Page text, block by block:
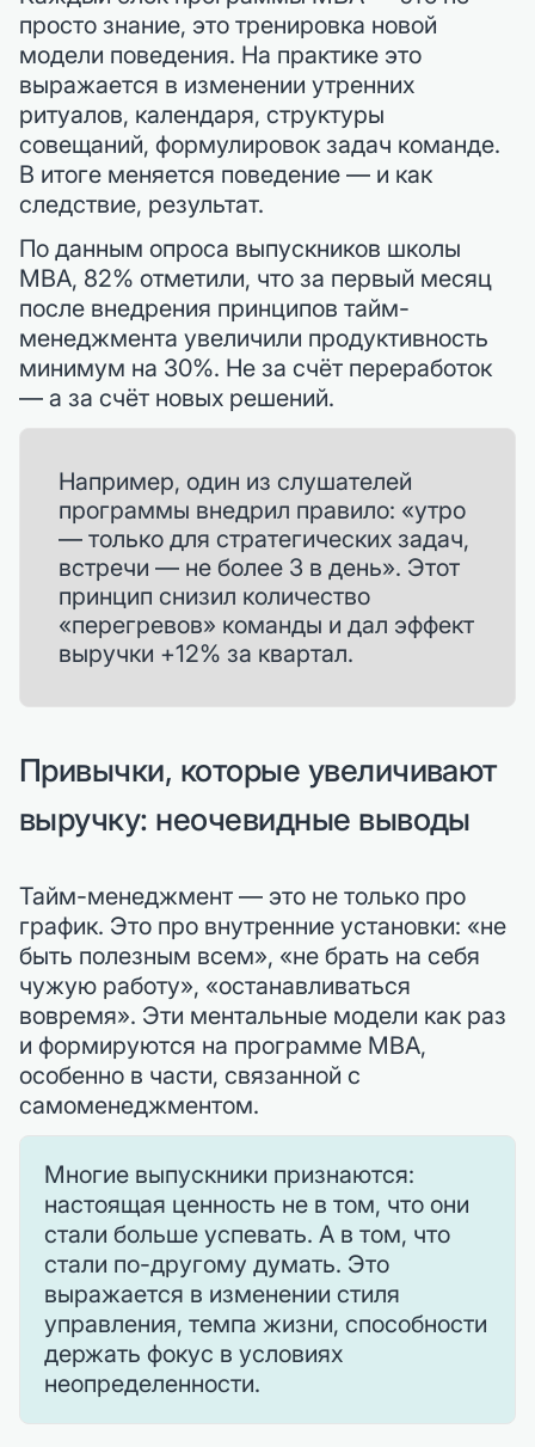
просто знание, это тренировка новой
модели поведения. На практике это
выражается в изменении утренних
ритуалов, календаря, структуры
совещаний, формулировок задач команде.
В итоге меняется поведение — и как
следствие, результат.
По данным опроса выпускников школы
MBA, 82% отметили, что за первый месяц
после внедрения принципов тайм-
менеджмента увеличили продуктивность
минимум на 30%. Не за счёт переработок
— а за счёт новых решений.
Например, один из слушателей
программы внедрил правило: «утро
— только для стратегических задач,
встречи — не более 3 в день». Этот
принцип снизил количество
«перегревов» команды и дал эффект
выручки +12% за квартал.
Привычки, которые увеличивают
выручку: неочевидные выводы
Тайм-менеджмент — это не только про
график. Это про внутренние установки: «не
быть полезным всем», «не брать на себя
чужую работу», «останавливаться
вовремя». Эти ментальные модели как раз
и формируются на программе MBA,
особенно в части, связанной с
самоменеджментом.
Многие выпускники признаются:
настоящая ценность не в том, что они
стали больше успевать. А в том, что
стали по-другому думать. Это
выражается в изменении стиля
управления, темпа жизни, способности
держать фокус в условиях
неопределенности.